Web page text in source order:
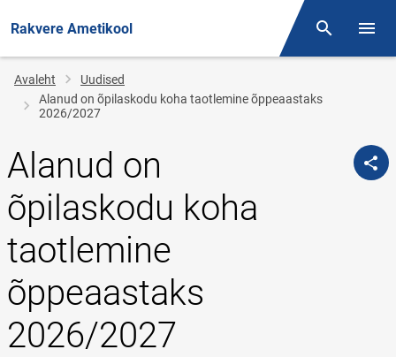
Rakvere Ametikool Otsing
Jälglink
Avaleht
Uudised
Alanud on õpilaskodu koha taotlemine õppeaastaks
2026/2027
Alanud on
õpilaskodu koha
taotlemine
õppeaastaks
2026/2027